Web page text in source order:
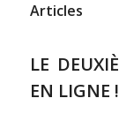
Articles
LE
EN LIGNE !